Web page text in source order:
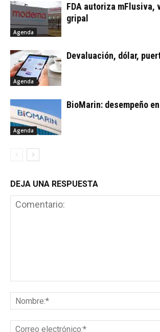
Agenda
FDA autoriza mFlusiva,
gripal
Agenda
Devaluación, dólar,
Agenda
BioMarin: desempeño
DEJA UNA RESPUESTA